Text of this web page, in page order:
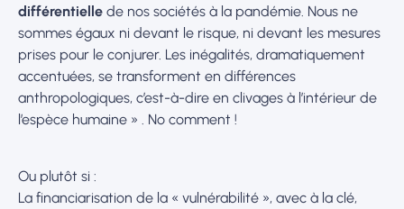
différentielle de nos sociétés à la pandémie. Nous ne
sommes égaux ni devant le risque, ni devant les mesures
prises pour le conjurer. Les inégalités, dramatiquement
accentuées, se transforment en différences
anthropologiques, c’est-à-dire en clivages à l’intérieur de
l’espèce humaine » . No comment !
Ou plutôt si :
La financiarisation de la « vulnérabilité », avec à la clé,